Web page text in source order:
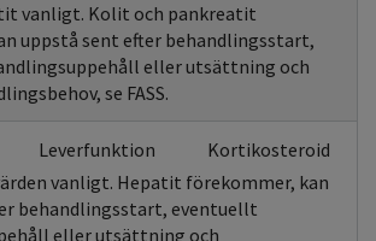
vanligt. Kolit och pankreatit
uppstå sent efter behandlingsstart,
eller utsättning och
se FASS.
Leverfunktion
Kortikosteroid
vanligt. Hepatit förekommer, kan
behandlingsstart, eventuellt
eller utsättning och